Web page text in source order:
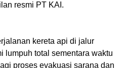
resmi PT KAI.
kereta api di jalur
lumpuh total sementara waktu
proses evakuasi sarana dan